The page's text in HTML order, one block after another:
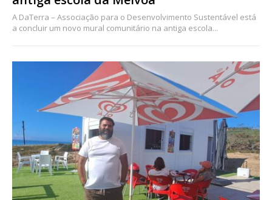
A DaTerra – Associação para o Desenvolvimento Sustentável está
a concluir um novo mural comunitário na antiga escola...